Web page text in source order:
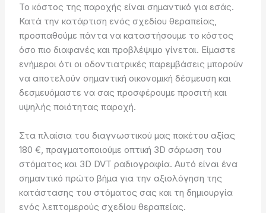
Το κόστος της παροχής είναι σημαντικό για εσάς.
Κατά την κατάρτιση ενός σχεδίου θεραπείας,
προσπαθούμε πάντα να καταστήσουμε το κόστος
όσο πιο διαφανές και προβλέψιμο γίνεται. Είμαστε
ενήμεροι ότι οι οδοντιατρικές παρεμβάσεις μπορούν
να αποτελούν σημαντική οικονομική δέσμευση και
δεσμευόμαστε να σας προσφέρουμε προσιτή και
υψηλής ποιότητας παροχή.
Στα πλαίσια του διαγνωστικού μας πακέτου αξίας
180 €, πραγματοποιούμε οπτική 3D σάρωση του
στόματος και 3D DVT ραδιογραφία. Αυτό είναι ένα
σημαντικό πρώτο βήμα για την αξιολόγηση της
κατάστασης του στόματος σας και τη δημιουργία
ενός λεπτομερούς σχεδίου θεραπείας.